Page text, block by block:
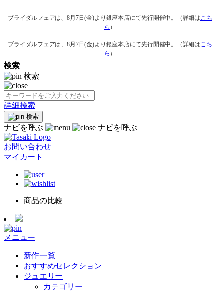
ブライダルフェアは、8月7日(金)より銀座本店にて先行開催中。（詳細はこち
ら ）
ブライダルフェアは、8月7日(金)より銀座本店にて先行開催中。（詳細はこち
ら ）
検索
検索
詳細検索
検索
ナビを呼ぶ ナビを呼ぶ
お問い合わせ
マイカート
商品の比較
メニュー
新作一覧
おすすめセレクション
ジュエリー
カテゴリー